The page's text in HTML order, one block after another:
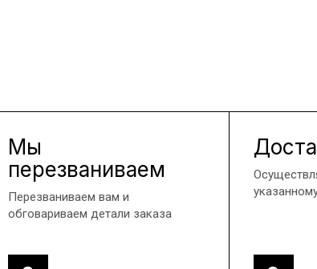
Мы
перезваниваем
Перезваниваем вам и
обговариваем детали заказа